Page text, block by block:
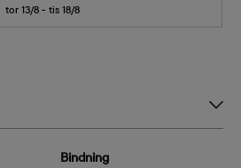
tor 13/8 - tis 18/8
Bindning